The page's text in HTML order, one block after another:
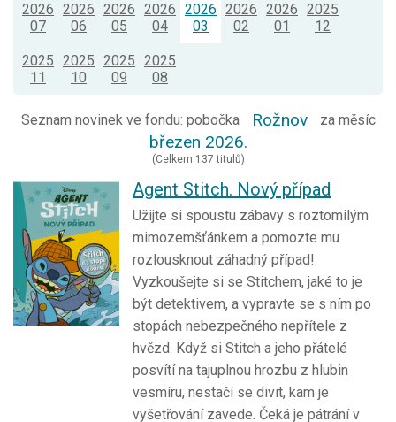
2026
07
2026
06
2026
05
2026
04
2026
03
2026
02
2026
01
2025
12
2025
11
2025
10
2025
09
2025
08
Seznam novinek ve fondu: pobočka Rožnov za měsíc
březen 2026.
(Celkem 137 titulů)
Agent Stitch. Nový případ
Užijte si spoustu zábavy s roztomilým
mimozemšťánkem a pomozte mu
rozlousknout záhadný případ!
Vyzkoušejte si se Stitchem, jaké to je
být detektivem, a vypravte se s ním po
stopách nebezpečného nepřítele z
hvězd. Když si Stitch a jeho přátelé
posvítí na tajuplnou hrozbu z hlubin
vesmíru, nestačí se divit, kam je
vyšetřování zavede. Čeká je pátrání v